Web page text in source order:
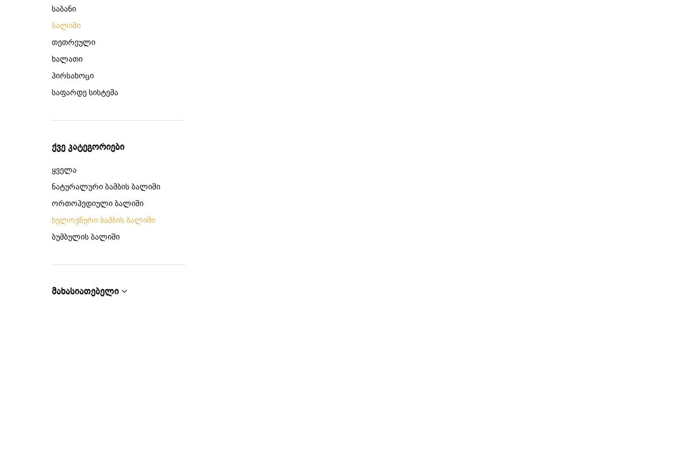
საბანი
ბალიში
თეთრეული
ხალათი
პირსახოცი
საფარდე სისტემა
ქვე კატეგორიები
ყველა
ნატურალური ბამბის ბალიში
ორთოპედიული ბალიში
ხელოვნური ბამბის ბალიში
ბუმბულის ბალიში
მახასიათებელი